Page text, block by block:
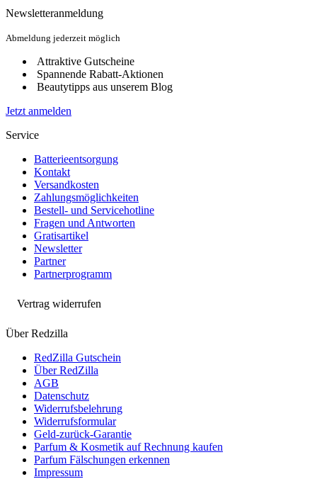
Newsletteranmeldung
Abmeldung jederzeit möglich
Attraktive Gutscheine
Spannende Rabatt-Aktionen
Beautytipps aus unserem Blog
Jetzt anmelden
Service
Batterieentsorgung
Kontakt
Versandkosten
Zahlungsmöglichkeiten
Bestell- und Servicehotline
Fragen und Antworten
Gratisartikel
Newsletter
Partner
Partnerprogramm
Vertrag widerrufen
Über Redzilla
RedZilla Gutschein
Über RedZilla
AGB
Datenschutz
Widerrufsbelehrung
Widerrufsformular
Geld-zurück-Garantie
Parfum & Kosmetik auf Rechnung kaufen
Parfum Fälschungen erkennen
Impressum